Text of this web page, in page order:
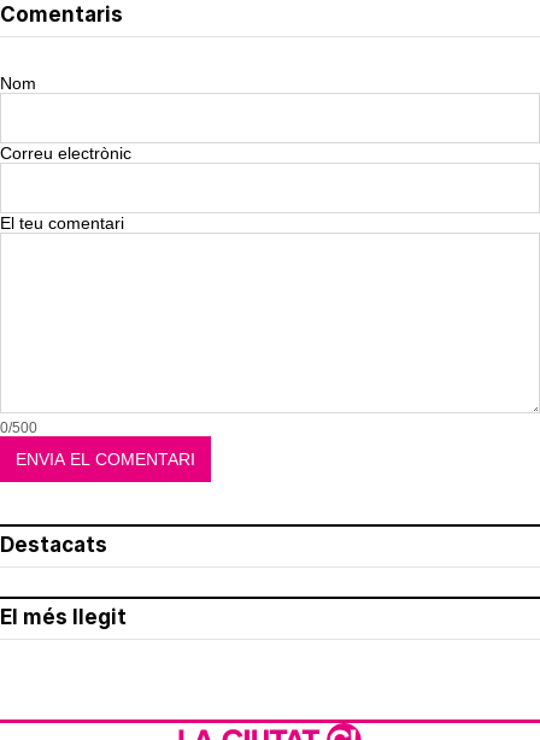
Comentaris
Nom
Correu electrònic
El teu comentari
0/500
Destacats
El més llegit